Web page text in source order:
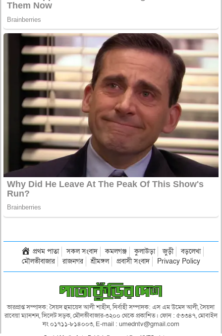
প্রথম পাতা সকল সংবাদ কমলগঞ্জ কুলাউড়া জুড়ী
বড়লেখা
মৌলভীবাজার
রাজনগর শ্রীমঙ্গল প্রবাসী সংবাদ Privacy Policy
ভারপ্রাপ্ত সম্পাদক: সৈয়দ হুমায়েদ আলী শাহীন, নির্বাহী সম্পাদক: এস এম উমেদ আলী, সৈয়দা
রাবেয়া ম্যানশন, সিলেট সড়ক, মৌলভীবাজার-৩২০০ থেকে প্রকাশিত। ফোন : ৫৩৩৪৭, মোবাইল
নং ০১৭১১-৮১৪০০৩, E-mail : umedntv@gmail.com